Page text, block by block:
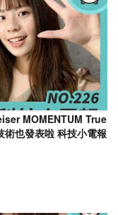
MOMENTUM True
也發表啦 科技小電報